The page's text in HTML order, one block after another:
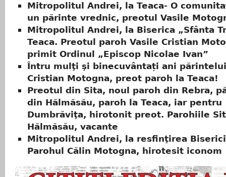
Mitropolitul Andrei, la Teaca- O
un părinte vrednic, preotul Vasile
Mitropolitul Andrei, la Biserica „Sfânta
Teaca. Preotul paroh Vasile Cristian
primit Ordinul „Episcop Nicolae Ivan”
Întru mulţi şi binecuvântați ani
Cristian Motogna, preot paroh la Teaca!
Preotul din Sita, noul paroh din Rebra,
din Hălmăsău, paroh la Teaca, iar pentru
Dumbrăviţa, hirotonit preot. Parohiile
Hălmăsău, vacante
Mitropolitul Andrei, la resfinţirea
Parohul Călin Motogna, hirotesit iconom